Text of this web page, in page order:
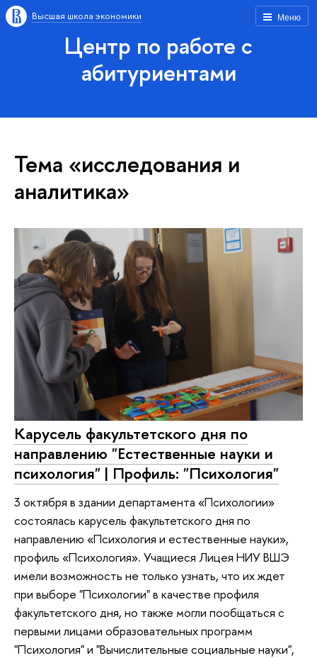
Меню
Высшая школа экономики
Центр по работе с
абитуриентами
Тема «исследования и
аналитика»
Карусель факультетского дня по
направлению "Естественные науки и
психология" | Профиль: "Психология"
3 октября в здании департамента «Психологии»
состоялась карусель факультетского дня по
направлению «Психология и естественные науки»,
профиль «Психология». Учащиеся Лицея НИУ ВШЭ
имели возможность не только узнать, что их ждет
при выборе "Психологии" в качестве профиля
факультетского дня, но также могли пообщаться с
первыми лицами образовательных программ
"Психология" и "Вычислительные социальные науки",